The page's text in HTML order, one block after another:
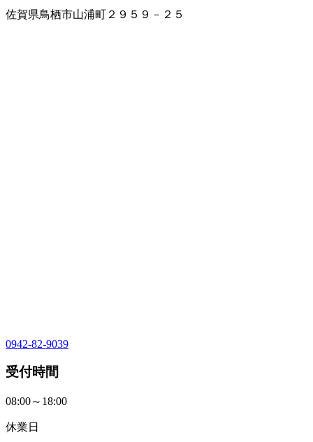
佐賀県鳥栖市山浦町２９５９－２５
0942-82-9039
受付時間
08:00～18:00
休業日